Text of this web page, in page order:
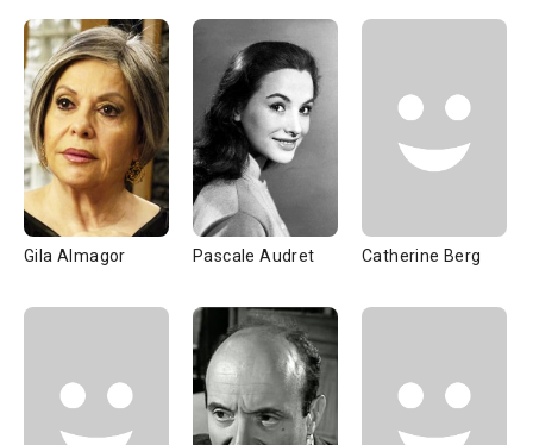
Gila Almagor Pascale Audret Catherine Berg